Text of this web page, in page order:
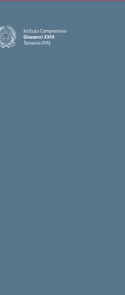
Istituto Comprensivo
Giovanni XXIII
Terrasini (PA)